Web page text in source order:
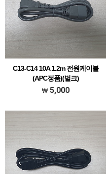
C13-C14 10A 1.2m 전원케이블
(APC정품)(벌크)
C13-C14 1.2M
5,000